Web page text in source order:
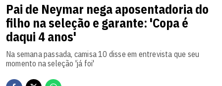
Pai de Neymar nega aposentadoria do
filho na seleção e garante: 'Copa é
daqui 4 anos'
Na semana passada, camisa 10 disse em entrevista que seu
momento na seleção 'já foi'